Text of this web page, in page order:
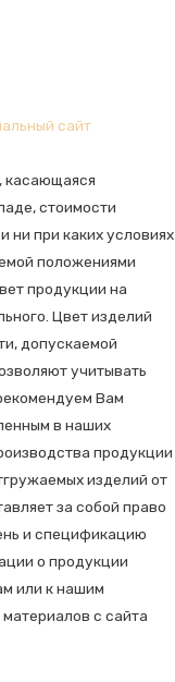
сайт
касающаяся
стоимости
ни при каких условиях
положениями
продукции на
Цвет изделий
допускаемой
учитывать
Вам
в наших
продукции
изделий от
за собой право
и спецификацию
о продукции
или к нашим
с сайта